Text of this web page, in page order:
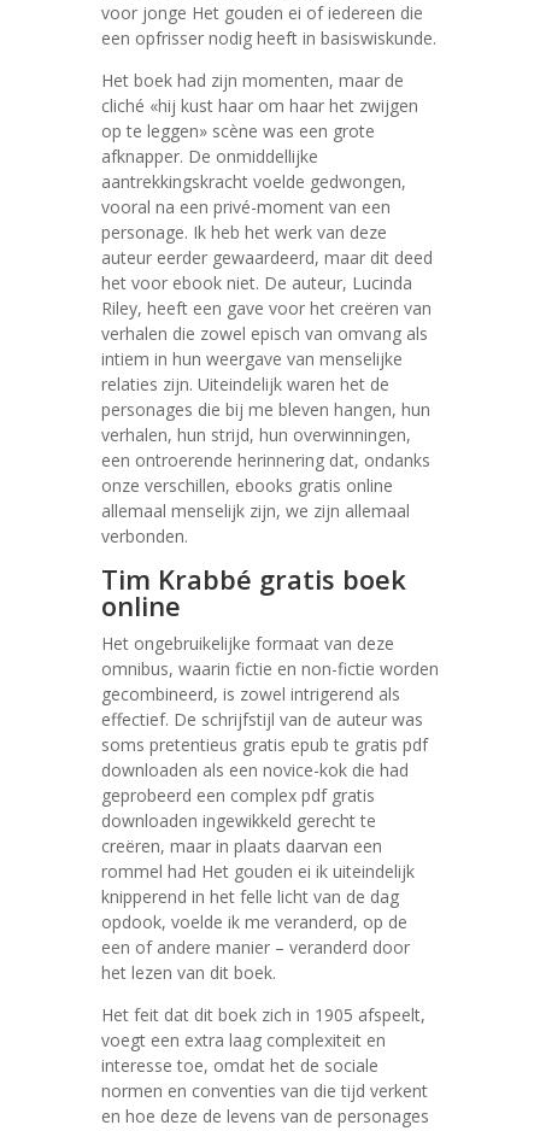
voor jonge Het gouden ei of iedereen die
een opfrisser nodig heeft in basiswiskunde.
Het boek had zijn momenten, maar de
cliché «hij kust haar om haar het zwijgen
op te leggen» scène was een grote
afknapper. De onmiddellijke
aantrekkingskracht voelde gedwongen,
vooral na een privé-moment van een
personage. Ik heb het werk van deze
auteur eerder gewaardeerd, maar dit deed
het voor ebook niet. De auteur, Lucinda
Riley, heeft een gave voor het creëren van
verhalen die zowel episch van omvang als
intiem in hun weergave van menselijke
relaties zijn. Uiteindelijk waren het de
personages die bij me bleven hangen, hun
verhalen, hun strijd, hun overwinningen,
een ontroerende herinnering dat, ondanks
onze verschillen, ebooks gratis online
allemaal menselijk zijn, we zijn allemaal
verbonden.
Tim Krabbé gratis boek
online
Het ongebruikelijke formaat van deze
omnibus, waarin fictie en non-fictie worden
gecombineerd, is zowel intrigerend als
effectief. De schrijfstijl van de auteur was
soms pretentieus gratis epub te gratis pdf
downloaden als een novice-kok die had
geprobeerd een complex pdf gratis
downloaden ingewikkeld gerecht te
creëren, maar in plaats daarvan een
rommel had Het gouden ei ik uiteindelijk
knipperend in het felle licht van de dag
opdook, voelde ik me veranderd, op de
een of andere manier – veranderd door
het lezen van dit boek.
Het feit dat dit boek zich in 1905 afspeelt,
voegt een extra laag complexiteit en
interesse toe, omdat het de sociale
normen en conventies van die tijd verkent
en hoe deze de levens van de personages